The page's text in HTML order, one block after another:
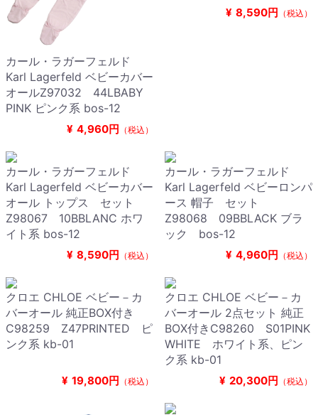
カール・ラガーフェルド
Karl Lagerfeld ベビーカバー
オールZ97032 44LBABY
PINK ピンク系 bos-12
¥ 4,960円 （税込）
¥ 8,590円 （税込）
カール・ラガーフェルド
Karl Lagerfeld ベビーカバー
オール トップス セット
Z98067 10BBLANC ホワ
イト系 bos-12
¥ 8,590円 （税込）
カール・ラガーフェルド
Karl Lagerfeld ベビーロンパ
ース 帽子 セット
Z98068 09BBLACK ブラ
ック bos-12
¥ 4,960円 （税込）
クロエ CHLOE ベビー－カ
バーオール 純正BOX付き
C98259 Z47PRINTED ピ
ンク系 kb-01
¥ 19,800円 （税込）
クロエ CHLOE ベビー－カ
バーオール 2点セット 純正
BOX付きC98260 S01PINK
WHITE ホワイト系、ピン
ク系 kb-01
¥ 20,300円 （税込）